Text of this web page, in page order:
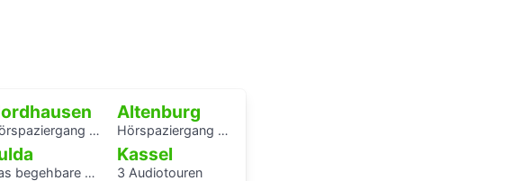
Jüdische Geschichte in Nordhausen
Altenburg
Hörspaziergang Jüdische Geschichte in Altenburg
Herz als Audioguide - KAF
Kassel
3 Audiotouren